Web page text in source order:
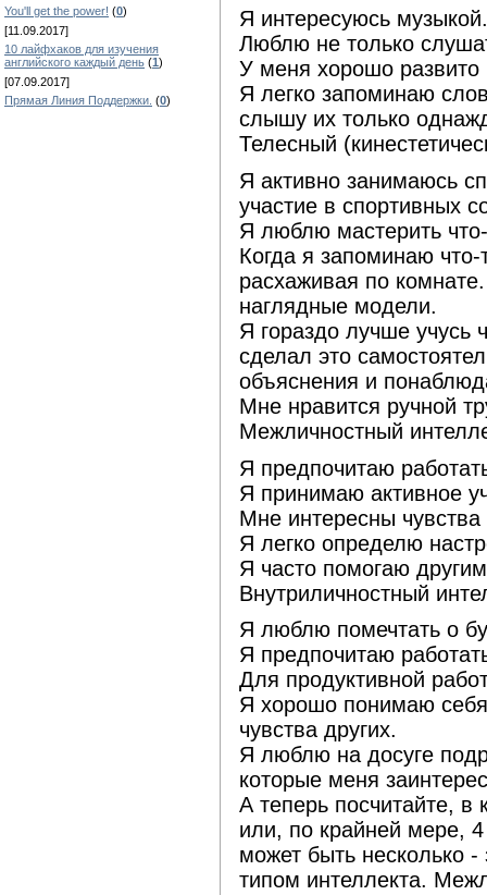
You'll get the power! (0)
[11.09.2017]
10 лайфхаков для изучения
английского каждый день (1)
[07.09.2017]
Прямая Линия Поддержки. (0)
Я интересуюсь музыкой.
Люблю не только
У меня хорошо развито
Я легко запоминаю
слышу их только
Телесный
Я активно занимаюсь
участие в спортивных
Я люблю мастерить
Когда я запоминаю
расхаживая по
наглядные модели.
Я гораздо лучше учусь
сделал это
объяснения и
Мне нравится ручной
Межличностный
Я предпочитаю
Я принимаю активное
Мне интересны
Я легко определю
Я часто помогаю
Внутриличностный
Я люблю помечтать о
Я предпочитаю
Для продуктивной
Я хорошо понимаю
чувства других.
Я люблю на досуге
которые меня
А теперь посчитайте, в
или, по крайней мере,
может быть несколько
типом интеллекта.